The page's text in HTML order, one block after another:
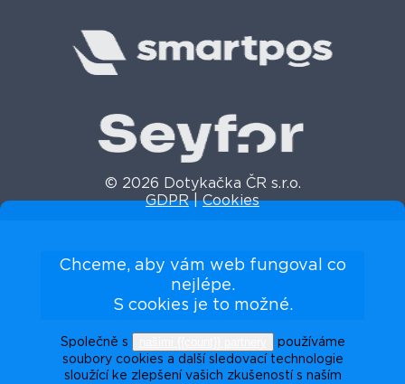
© 2026 Dotykačka ČR s.r.o.
GDPR|Cookies
Chceme, aby vám web fungoval co
nejlépe.
S cookies je to možné.
Společně s
používáme
soubory cookies a další sledovací technologie
sloužící ke zlepšení vašich zkušeností s naším